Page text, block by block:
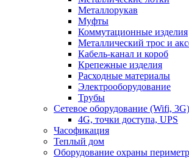
Металлорукав
Муфты
Коммутационные изделия
Металлический трос и
Кабель-канал и короб
Крепежные изделия
Расходные материалы
Электрооборудование
Трубы
Сетевое оборудование (Wifi, 3G)
4G, точки доступа, UPS
Часофикация
Теплый дом
Оборудование охраны